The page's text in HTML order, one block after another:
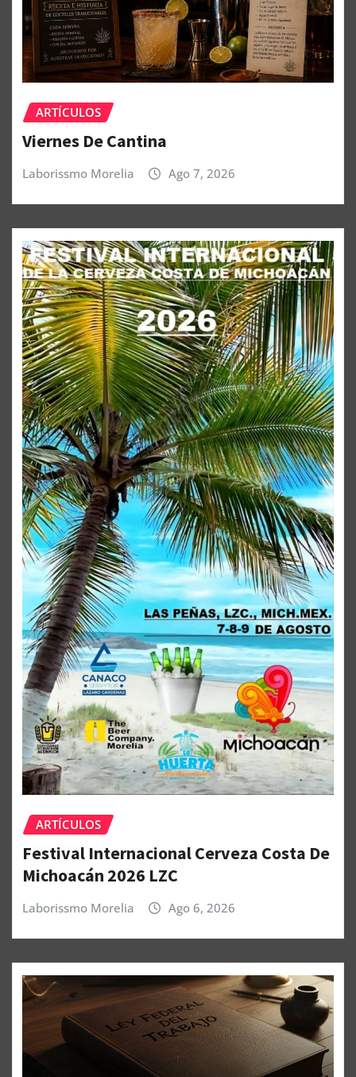
ARTÍCULOS
Viernes De Cantina
Laborissmo Morelia Ago 7, 2026
ARTÍCULOS
Festival Internacional Cerveza Costa De
Michoacán 2026 LZC
Laborissmo Morelia Ago 6, 2026